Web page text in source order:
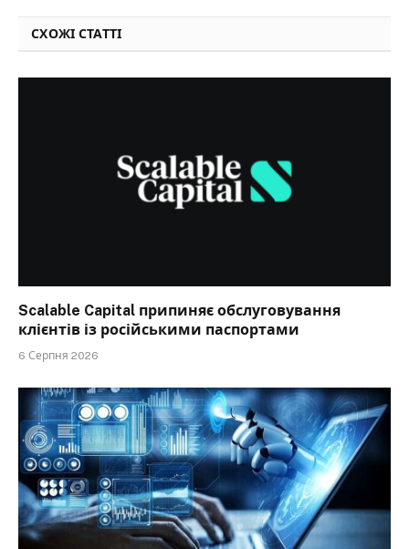
СХОЖІ СТАТТІ
Scalable Capital припиняє обслуговування
клієнтів із російськими паспортами
6 Серпня 2026